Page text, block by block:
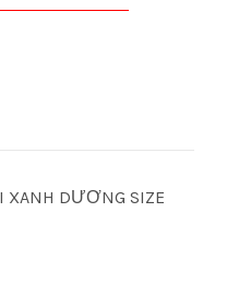
XANH DƯƠNG SIZE